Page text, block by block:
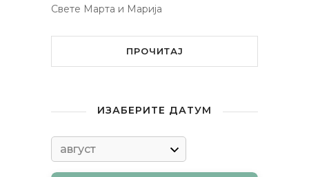
Свете Марта и Марија
ПРОЧИТАЈ
ИЗАБЕРИТЕ ДАТУМ